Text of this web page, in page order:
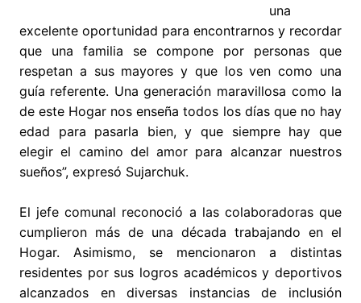
una
excelente oportunidad para encontrarnos y recordar
que una familia se compone por personas que
respetan a sus mayores y que los ven como una
guía referente. Una generación maravillosa como la
de este Hogar nos enseña todos los días que no hay
edad para pasarla bien, y que siempre hay que
elegir el camino del amor para alcanzar nuestros
sueños”, expresó Sujarchuk.
El jefe comunal reconoció a las colaboradoras que
cumplieron más de una década trabajando en el
Hogar. Asimismo, se mencionaron a distintas
residentes por sus logros académicos y deportivos
alcanzados en diversas instancias de inclusión